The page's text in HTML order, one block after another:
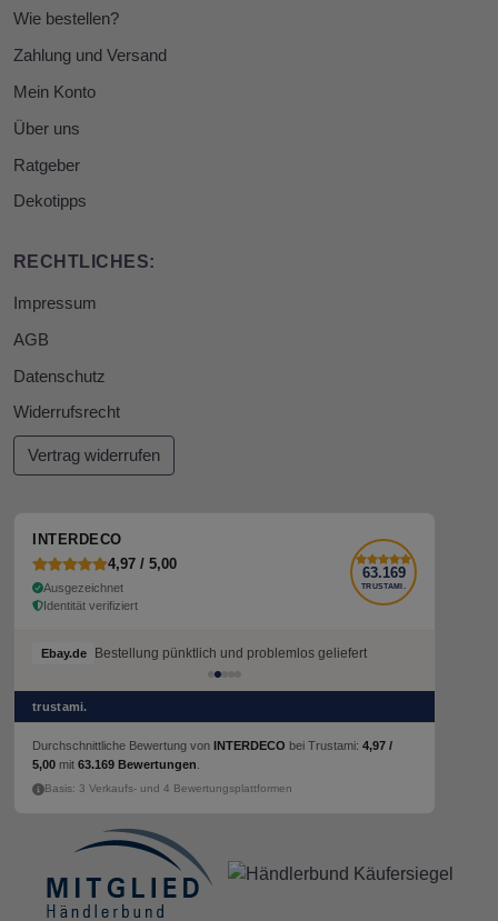
Wie bestellen?
Zahlung und Versand
Mein Konto
Über uns
Ratgeber
Dekotipps
RECHTLICHES:
Impressum
AGB
Datenschutz
Widerrufsrecht
Vertrag widerrufen
INTERDECO
4,97 / 5,00
Ausgezeichnet
Identität verifiziert
63.169
TRUSTAMI.
Ebay.de Bestellung pünktlich und problemlos geliefert
trustami.
Durchschnittliche Bewertung von INTERDECO bei Trustami: 4,97 /
5,00 mit 63.169 Bewertungen
Basis: 3 Verkaufs- und 4 Bewertungsplattformen